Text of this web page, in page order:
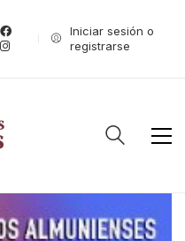
Iniciar sesión o
registrarse